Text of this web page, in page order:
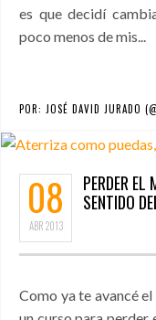
es que decidí
poco menos de mis...
POR: JOSÉ DAVID JURADO
08
ABR2013
PERDER
SENTIDO
Como ya te avancé